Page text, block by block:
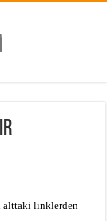
alttaki linklerden